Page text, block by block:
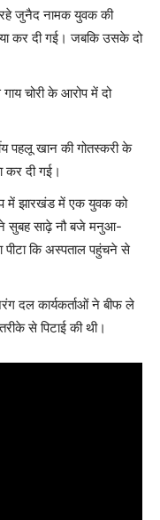
जुनैद नामक युवक की
कर दी गई। जबकि उसके दो
चोरी के आरोप में दो
पहलू खान की गोतस्करी के
कर दी गई।
में झारखंड में एक युवक को
ने सुबह साढ़े नौ बजे मनुआ-
पीटा कि अस्पताल पहुंचने से
दल कार्यकर्ताओं ने बीफ ले
से पिटाई की थी।